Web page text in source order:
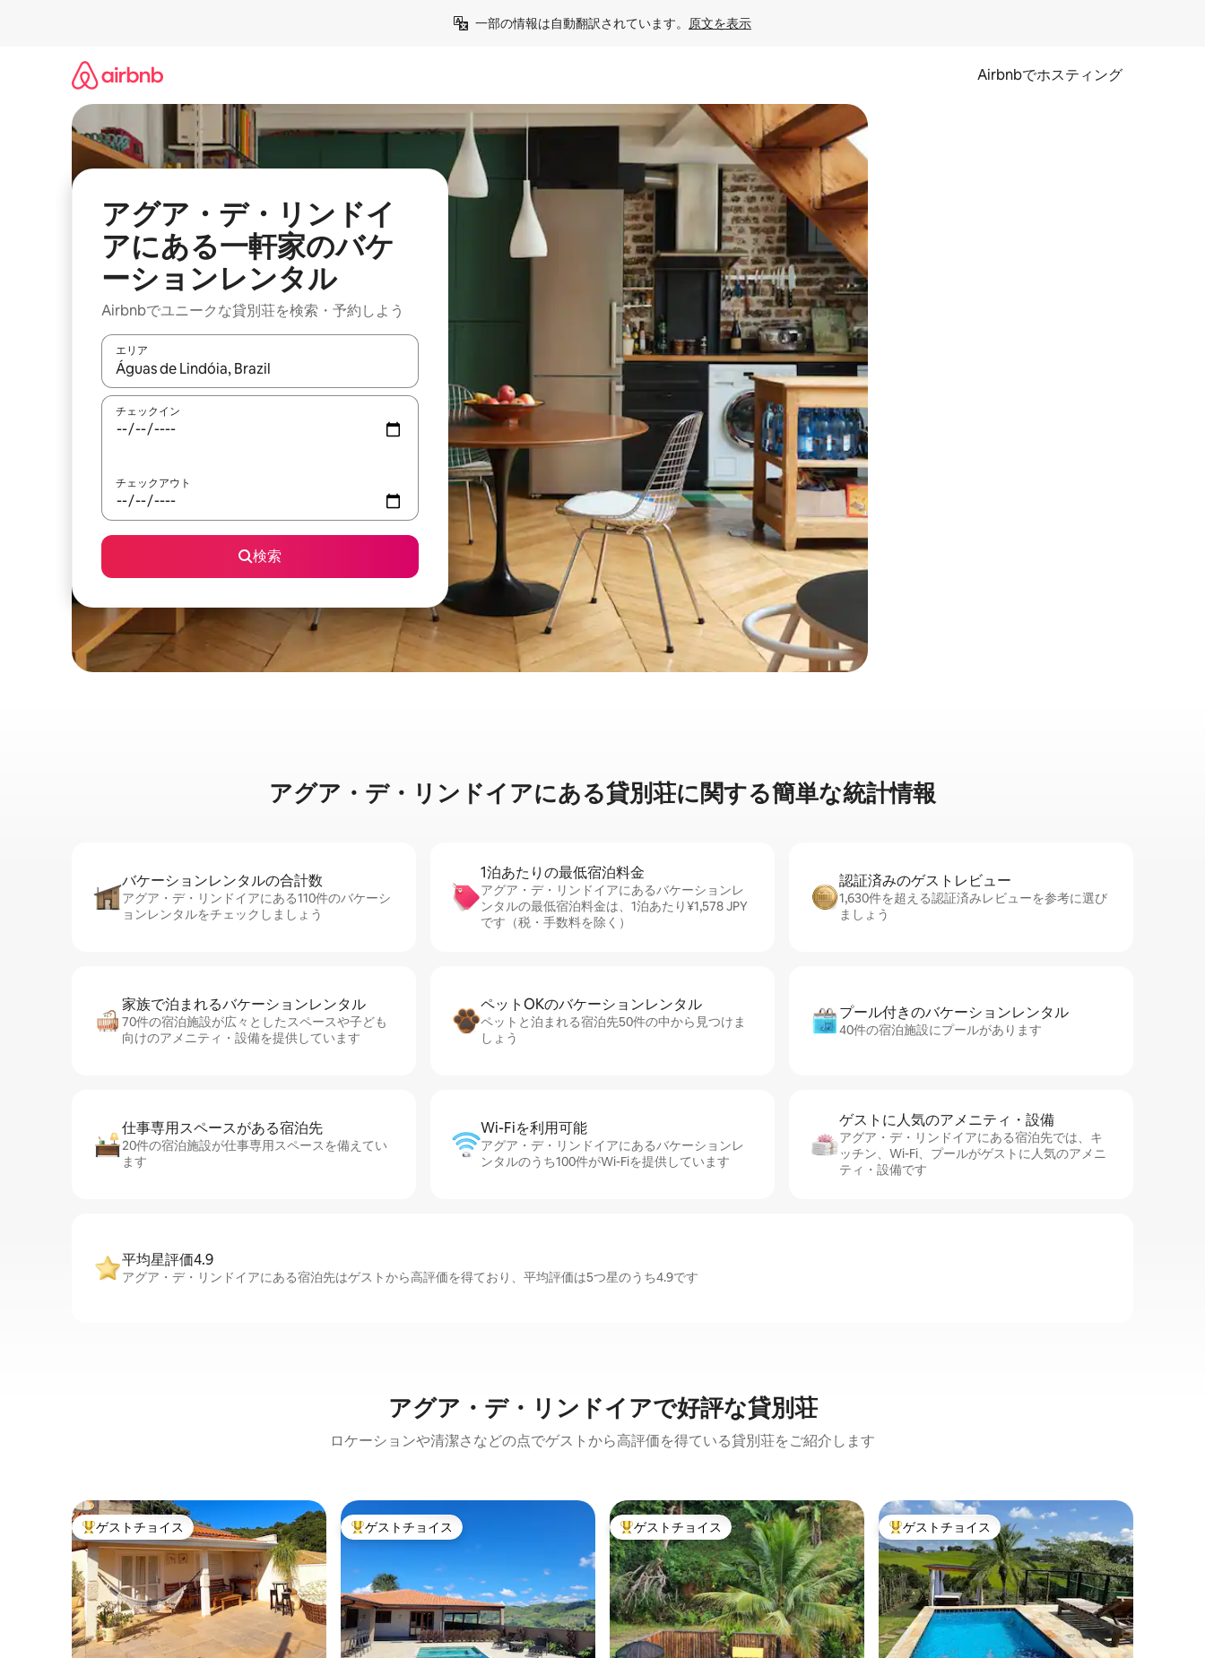
一部の情報は自動翻訳されています。 原文を表示
Airbnbでホスティング
アグア・デ・リンドイ
アにある一軒家のバケ
ーションレンタル
Airbnbでユニークな貸別荘を検索・予約しよう
エリア
検索結果が表示されたら、上下の矢印キーを使って移動するか、画面をタッチまたはスワイプして検索結果を確認することができます。
チェックイン
チェックアウト
検索
アグア・デ・リンドイアに⁠あ⁠る貸⁠別⁠荘⁠に関⁠す⁠る簡⁠単⁠な統⁠計⁠情⁠報
バケーションレ⁠ン⁠タ⁠ル⁠の合⁠計⁠数
アグア・デ・リンドイアにある110件のバケーシ
ョンレンタルをチェックしましょう
1泊あたりの最⁠低⁠宿⁠泊⁠料⁠金
アグア・デ・リンドイアにあるバケーションレ
ンタルの最低宿泊料金は、1泊あたり¥1,578 JPY
です（税・手数料を除く）
認証済みのゲ⁠ス⁠ト⁠レ⁠ビ⁠ュ⁠ー
1,630件を超える認証済みレビューを参考に選び
ましょう
家族で泊まれるバ⁠ケ⁠ー⁠シ⁠ョ⁠ンレ⁠ン⁠タ⁠ル
70件の宿泊施設が広々としたスペースや子ども
向けのアメニティ・設備を提供しています
ペットOKのバ⁠ケ⁠ー⁠シ⁠ョ⁠ンレ⁠ン⁠タ⁠ル
ペットと泊まれる宿泊先50件の中から見つけま
しょう
プール付きのバ⁠ケ⁠ー⁠シ⁠ョ⁠ンレ⁠ン⁠タ⁠ル
40件の宿泊施設にプールがあります
仕事専用ス⁠ペ⁠ー⁠スがあ⁠る宿⁠泊⁠先
20件の宿泊施設が仕事専用スペースを備えてい
ます
Wi-Fiを利⁠用⁠可⁠能
アグア・デ・リンドイアにあるバケーションレ
ンタルのうち100件がWi-Fiを提供しています
ゲストに人⁠気⁠のア⁠メ⁠ニ⁠テ⁠ィ・設⁠備
アグア・デ・リンドイアにある宿泊先では、キ
ッチン、Wi-Fi、プールがゲストに人気のアメニ
ティ・設備です
平均星評価4.9
アグア・デ・リンドイアにある宿泊先はゲストから高評価を得ており、平均評価は5つ星のうち4.9です
アグア・デ・リンドイアで好評な貸別荘
ロケーションや清潔さなどの点でゲストから高評価を得ている貸別荘をご紹介します
大好評のゲストチョイスです。
ゲストチョイス 大好評のゲストチョイスです。
ゲストチョイス 大好評のゲストチョイスです。
ゲストチョイス 大好評のゲストチョイスです。
ゲストチョイス